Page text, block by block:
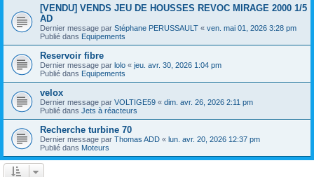
[VENDU] VENDS JEU DE HOUSSES REVOC MIRAGE 2000 1/5
AD
Dernier message par Stéphane PERUSSAULT « ven. mai 01, 2026 3:28 pm
Publié dans Equipements
Reservoir fibre
Dernier message par lolo « jeu. avr. 30, 2026 1:04 pm
Publié dans Equipements
velox
Dernier message par VOLTIGE59 « dim. avr. 26, 2026 2:11 pm
Publié dans Jets à réacteurs
Recherche turbine 70
Dernier message par Thomas ADD « lun. avr. 20, 2026 12:37 pm
Publié dans Moteurs